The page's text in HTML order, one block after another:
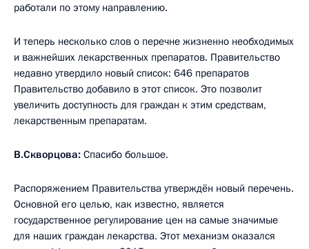
работали по этому направлению.
И теперь несколько слов о перечне жизненно необходимых
и важнейших лекарственных препаратов. Правительство
недавно утвердило новый список: 646 препаратов
Правительство добавило в этот список. Это позволит
увеличить доступность для граждан к этим средствам,
лекарственным препаратам.
В.Скворцова: Спасибо большое.
Распоряжением Правительства утверждён новый перечень.
Основной его целью, как известно, является
государственное регулирование цен на самые значимые
для наших граждан лекарства. Этот механизм оказался